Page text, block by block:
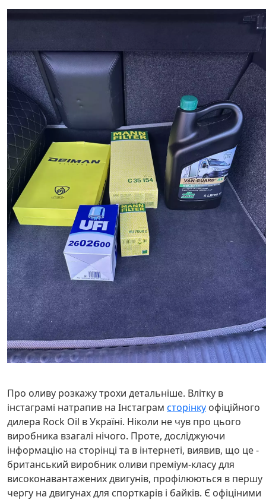
Про оливу розкажу трохи детальніше. Влітку в
інстаграмі натрапив на Інстаграм сторінку офіційного
дилера Rock Oil в Україні. Ніколи не чув про цього
виробника взагалі нічого. Проте, досліджуючи
інформацію на сторінці та в інтернеті, виявив, що це -
британський виробник оливи преміум-класу для
високонавантажених двигунів, профілюються в першу
чергу на двигунах для спорткарів і байків. Є офіціними